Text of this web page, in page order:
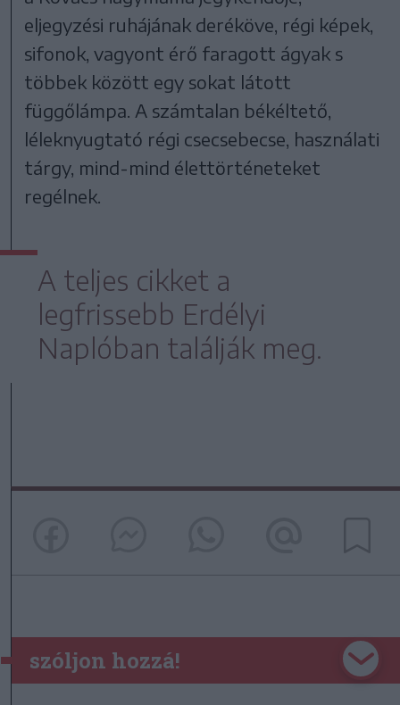
eljegyzési ruhájának deréköve, régi képek,
sifonok, vagyont érő faragott ágyak s
többek között egy sokat látott
függőlámpa. A számtalan békéltető,
léleknyugtató régi csecsebecse, használati
tárgy, mind-mind élettörténeteket
regélnek.
A teljes cikket a
legfrissebb Erdélyi
Naplóban találják meg.
szóljon hozzá!